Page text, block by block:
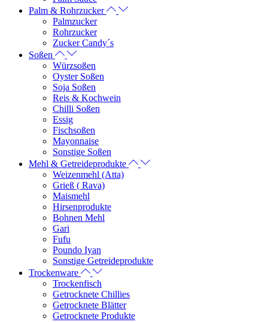
Palm & Rohrzucker
Palmzucker
Rohrzucker
Zucker Candy´s
Soßen
Würzsoßen
Oyster Soßen
Soja Soßen
Reis & Kochwein
Chilli Soßen
Essig
Fischsoßen
Mayonnaise
Sonstige Soßen
Mehl & Getreideprodukte
Weizenmehl (Atta)
Grieß ( Rava)
Maismehl
Hirsenprodukte
Bohnen Mehl
Gari
Fufu
Poundo Iyan
Sonstige Getreideprodukte
Trockenware
Trockenfisch
Getrocknete Chillies
Getrocknete Blätter
Getrocknete Produkte